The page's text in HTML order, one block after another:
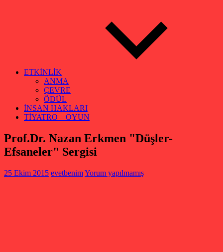
ETKİNLİK
ANMA
ÇEVRE
ÖDÜL
İNSAN HAKLARI
TİYATRO – OYUN
Prof.Dr. Nazan Erkmen "Düşler-
Efsaneler" Sergisi
25 Ekim 2015 evetbenimYorum yapılmamış